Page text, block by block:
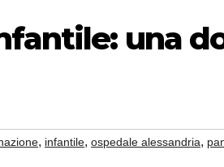
una
, infantile, ospedale alessandria,